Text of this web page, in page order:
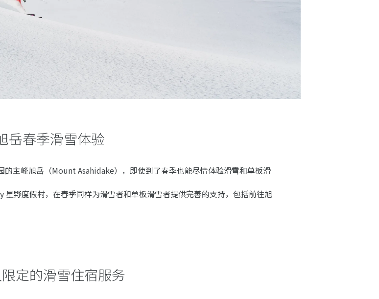
岳春季滑雪体验
主峰旭岳（Mount Asahidake），即使到了春季也能尽情体验滑雪和单板滑
野度假村，在春季同样为滑雪者和单板滑雪者提供完善的支持，包括前往旭
定的滑雪住宿服务